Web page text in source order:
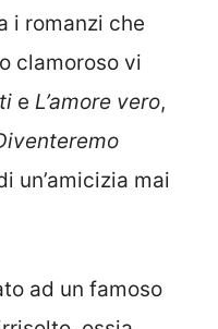
i romanzi che
clamoroso vi
e L’amore vero,
un’amicizia mai
ad un famoso